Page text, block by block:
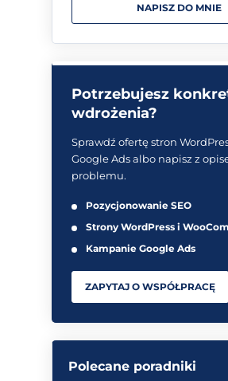
NAPISZ DO MNIE
Potrzebujesz
wdrożenia?
Sprawdź ofertę stron
Google Ads albo napisz z
problemu.
Pozycjonowanie SEO
Strony WordPress i
Kampanie Google Ads
ZAPYTAJ O WSPÓŁPRACĘ
Polecane poradniki